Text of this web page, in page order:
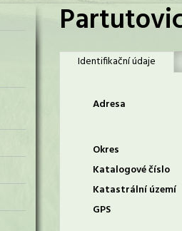
Identifikační údaje
Adresa
Okres
Katalogové číslo
Katastrální území
GPS